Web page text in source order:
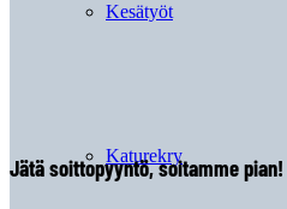
Kesätyöt
Katurekry
Jätä soittopyyntö, soitamme pian!